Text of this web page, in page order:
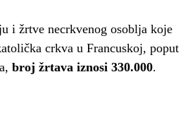
i žrtve necrkvenog osoblja koje
crkva u Francuskoj, poput
broj žrtava iznosi 330.000.